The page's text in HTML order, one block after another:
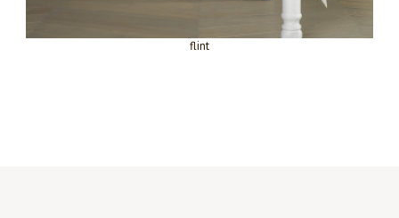
flint